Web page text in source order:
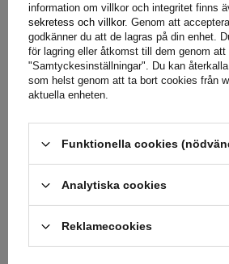
Bakljus är en nyckelkomponenti
jordbruks- och
semitrailers, eftersom de har en
säkerställer fordonets synlighet på
arbetsplatsen. Tack vare rätt utvalda
avsevärt öka säkerheten för både
är särskilt
förhållanden med begränsad sikt,
svåra väderförhållanden. För
byggarbetsplatser eller i fält
förare om var fordonet befinner sig,
för kollision. Att använda
information om villkor och integritet finns
sekretess och villkor. Genom att
godkänner du att de lagras på din enhet.
för lagring eller åtkomst till dem genom
"Samtyckesinställningar". Du kan
som helst genom att ta bort cookies från
aktuella enheten.
Funktionella cookies
Analytiska cookies
Reklamecookies